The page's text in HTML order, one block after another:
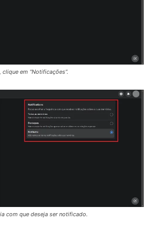
em “Notificações”.
com que deseja ser notificado.